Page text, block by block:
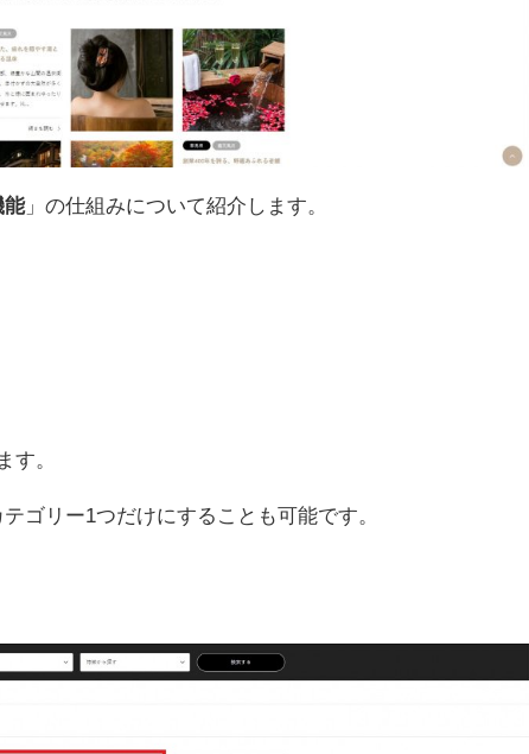
能」の仕組みについて紹介します。
す。
ゴリー1つだけにすることも可能です。